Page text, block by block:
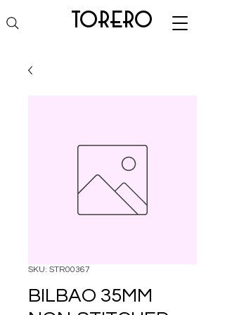
torero
SKU: STR00367
BILBAO 35MM